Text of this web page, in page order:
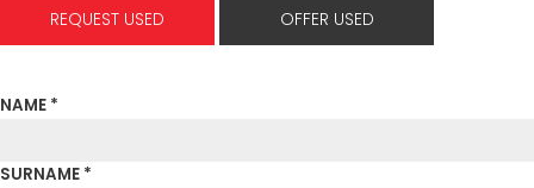
REQUEST USED OFFER USED
NAME *
SURNAME *